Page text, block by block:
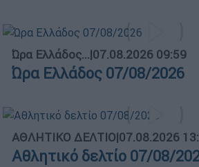
Ώρα Ελλάδος...|07.08.2026 09:59
Ώρα Ελλάδος 07/08/2026
ΑΘΛΗΤΙΚΟ ΔΕΛΤΙΟ|07.08.2026
Αθλητικό δελτίο 07/08/